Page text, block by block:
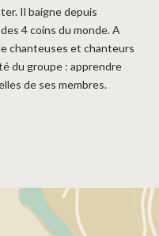
Il baigne depuis
4 coins du monde. A
chanteuses et chanteurs
du groupe : apprendre
de ses membres.